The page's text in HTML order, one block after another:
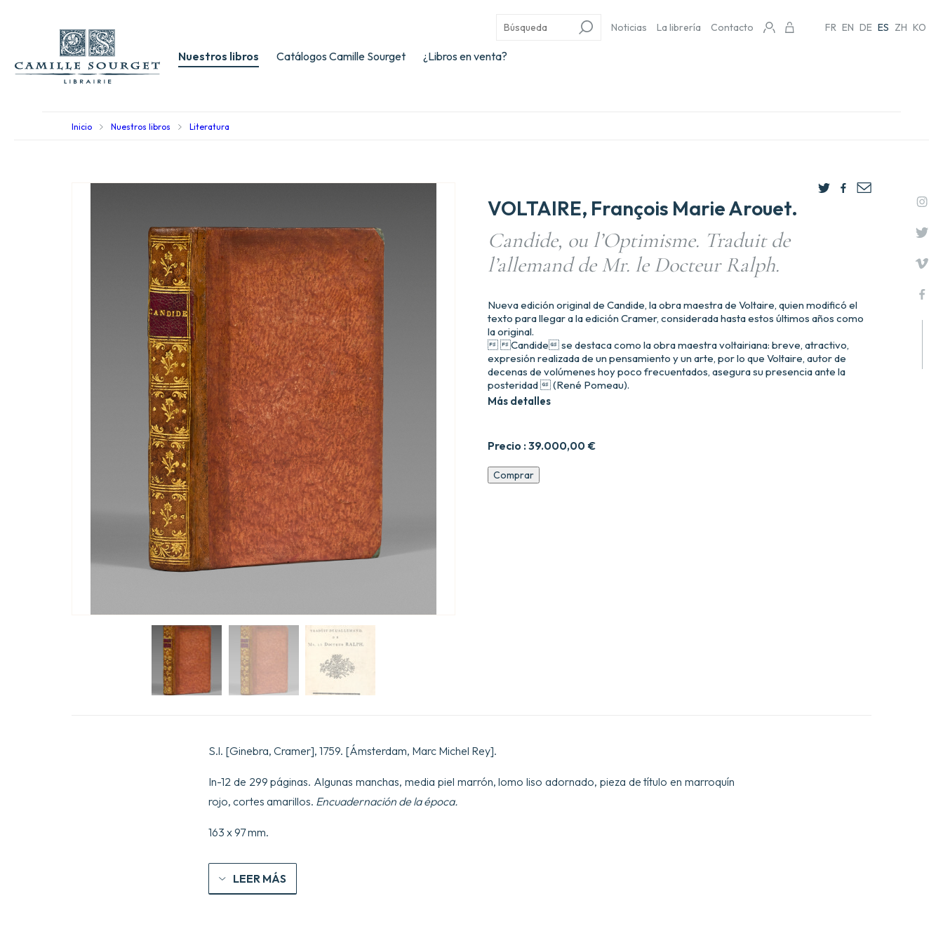
Nuestros libros Catálogos Camille Sourget ¿Libros en venta?
Noticias La librería Contacto FR EN DE ES ZH KO
Inicio Nuestros libros Literatura
VOLTAIRE, François Marie Arouet.
Candide, ou l’Optimisme. Traduit de
l’allemand de Mr. le Docteur Ralph.
Precio :39.000,00 €
Nueva edición original de Candide, la obra maestra de Voltaire, quien modificó el
texto para llegar a la edición Cramer, considerada hasta estos últimos años como
la original.
Candide se destaca como la obra maestra voltairiana: breve, atractivo,
expresión realizada de un pensamiento y un arte, por lo que Voltaire, autor de
decenas de volúmenes hoy poco frecuentados, asegura su presencia ante la
posteridad  (René Pomeau).
Más detalles
Candide,
ou
Comprar
S.l. [Ginebra, Cramer], 1759. [Ámsterdam, Marc Michel Rey].
In-12 de 299 páginas. Algunas manchas, media piel marrón, lomo liso adornado, pieza de título en marroquín
rojo, cortes amarillos. Encuadernación de la época.
163 x 97 mm.
LEER MÁS